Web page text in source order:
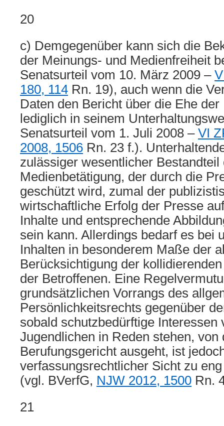
20
c) Demgegenüber kann sich die
der Meinungs- und Medienfreiheit
Senatsurteil vom 10. März 2009 –
180, 114 Rn. 19), auch wenn die
Daten den Bericht über die Ehe
lediglich in seinem
Senatsurteil vom 1. Juli 2008 – VI
2008, 1506 Rn. 23 f.).
zulässiger wesentlicher Bestandteil
Medienbetätigung, der durch die
geschützt wird, zumal der
wirtschaftliche Erfolg der Presse
Inhalte und entsprechende
sein kann. Allerdings bedarf es bei
Inhalten in besonderem Maße der
Berücksichtigung der
der Betroffenen. Eine
grundsätzlichen Vorrangs des
Persönlichkeitsrechts gegenüber
sobald schutzbedürftige Interessen
Jugendlichen in Reden stehen, von
Berufungsgericht ausgeht, ist
verfassungsrechtlicher Sicht zu
(vgl. BVerfG, NJW 2012, 1500 Rn.
21